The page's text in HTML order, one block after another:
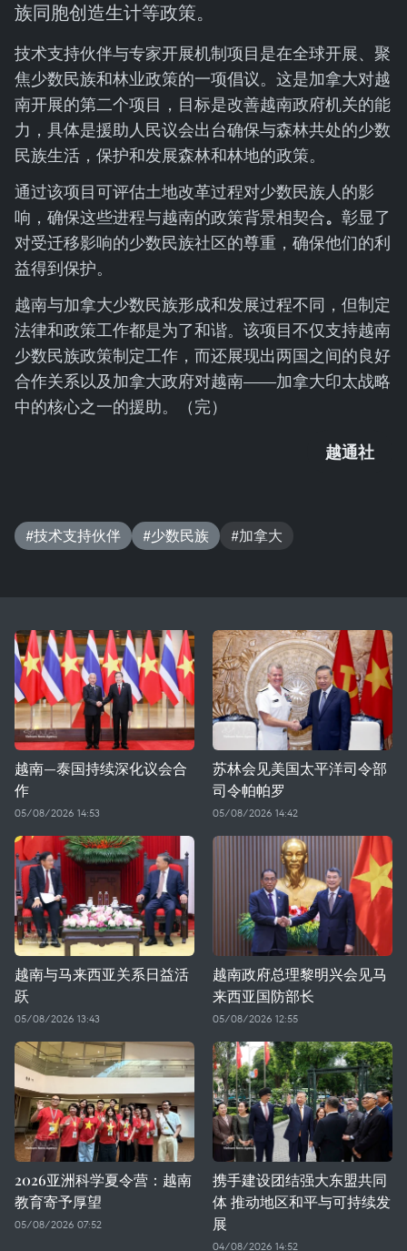
族同胞创造生计等政策。
技术支持伙伴与专家开展机制项目是在全球开展、聚
焦少数民族和林业政策的一项倡议。这是加拿大对越
南开展的第二个项目，目标是改善越南政府机关的能
力，具体是援助人民议会出台确保与森林共处的少数
民族生活，保护和发展森林和林地的政策。
通过该项目可评估土地改革过程对少数民族人的影
响，确保这些进程与越南的政策背景相契合。 彰显了
对受迁移影响的少数民族社区的尊重，确保他们的利
益得到保护。
越南与加拿大少数民族形成和发展过程不同，但制定
法律和政策工作都是为了和谐。该项目不仅支持越南
少数民族政策制定工作，而还展现出两国之间的良好
合作关系以及加拿大政府对越南——加拿大印太战略
中的核心之一的援助。（完）
越通社
#技术支持伙伴 #少数民族 #加拿大
越南—泰国持续深化议会合
作
05/08/2026 14:53
苏林会见美国太平洋司令部
司令帕帕罗
05/08/2026 14:42
越南与马来西亚关系日益活
跃
05/08/2026 13:43
越南政府总理黎明兴会见马
来西亚国防部长
05/08/2026 12:55
2026亚洲科学夏令营：越南
教育寄予厚望
05/08/2026 07:52
携手建设团结强大东盟共同
体 推动地区和平与可持续发
展
04/08/2026 14:52